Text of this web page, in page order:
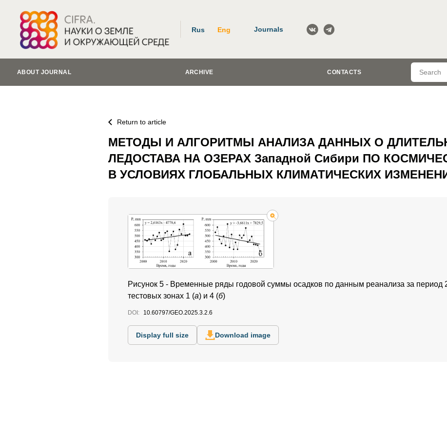
Rus Eng Journals
ABOUT JOURNAL ARCHIVE CONTACTS
Return to article
МЕТОДЫ И АЛГОРИТМЫ АНАЛИЗА ДАННЫХ О
ЛЕДОСТАВА НА ОЗЕРАХ Западной Сибири ПО
В УСЛОВИЯХ ГЛОБАЛЬНЫХ КЛИМАТИЧЕСКИХ
Рисунок 5 - Временные ряды годовой суммы осадков по данным реанализа за период
тестовых зонах 1 (a) и 4 (б)
DOI: 10.60797/GEO.2025.3.2.6
Display full size Download image